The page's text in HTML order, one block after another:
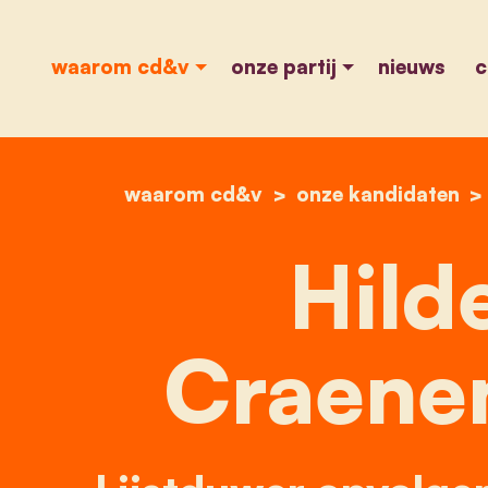
waarom cd&v onze partij nieuws
waarom cd&v onze kandidaten